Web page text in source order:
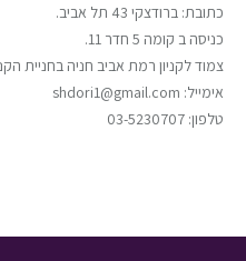
כתובת: ברודצקי 43 תל אביב.
כניסה ב קומה 5 חדר 11.
צמוד לקניון רמת אביב חניה בחניית
אימייל: shdori1@gmail.com
טלפון: 03-5230707